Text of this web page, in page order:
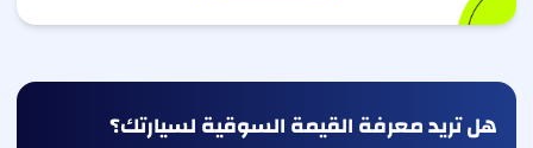
هل تريد معرفة القيمة السوقية لسيارتك؟